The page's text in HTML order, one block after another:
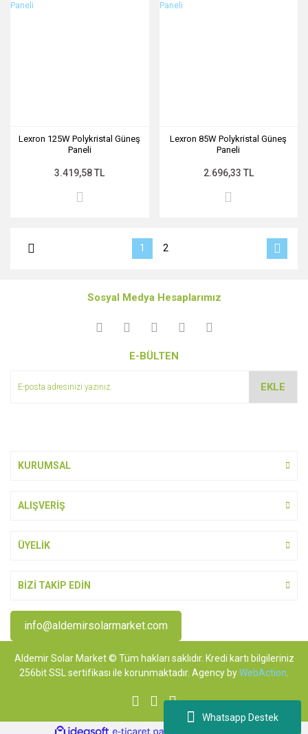
Whatsapp Destek
Lexron 125W Polykristal Güneş
Paneli
3.419,58 TL
Lexron 85W Polykristal Güneş
Paneli
2.696,33 TL
1 2
Sosyal Medya Hesaplarımız
E-BÜLTEN
EKLE
KURUMSAL
ALIŞVERİŞ
ÜYELİK
BİZİ TAKİP EDİN
info@aldemirsolarmarket.com
Aldemir Solar Market © Tüm hakları saklıdır. Kredi kartı bilgileriniz
256bit SSL sertifikası ile korunmaktadır. Agency byWebAction
ideasoft